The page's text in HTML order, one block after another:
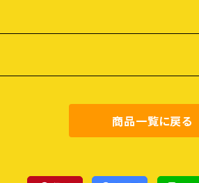
商品一覧に戻る